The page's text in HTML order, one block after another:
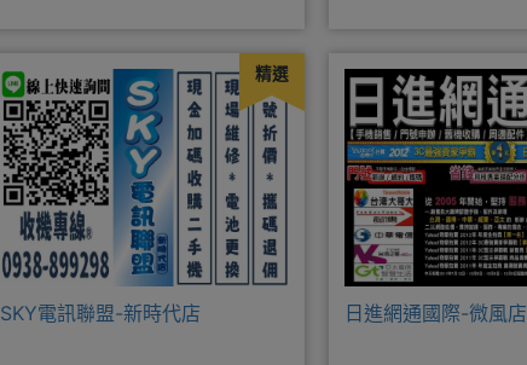
精選
SKY電訊聯盟-新時代店 日進網通國際-微風店